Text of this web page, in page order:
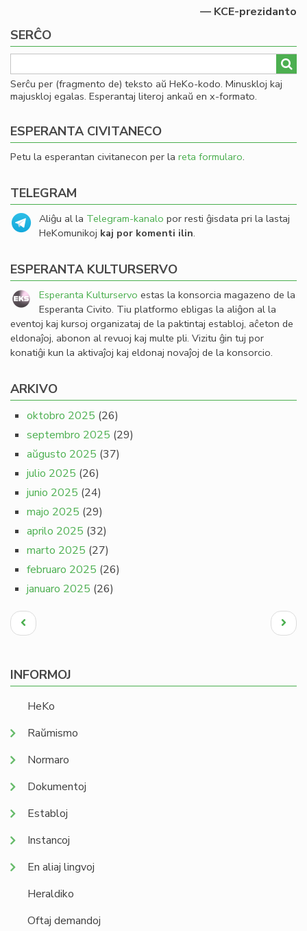
— KCE-prezidanto
SERĈO
Serĉu per (fragmento de) teksto aŭ HeKo-kodo. Minuskloj kaj
majuskloj egalas. Esperantaj literoj ankaŭ en x-formato.
ESPERANTA CIVITANECO
Petu la esperantan civitanecon per la reta formularo.
TELEGRAM
Aliĝu al la Telegram-kanalo por resti ĝisdata pri la lastaj
HeKomunikoj kaj por komenti ilin.
ESPERANTA KULTURSERVO
Esperanta Kulturservo estas la konsorcia magazeno de la
Esperanta Civito. Tiu platformo ebligas la aliĝon al la
eventoj kaj kursoj organizataj de la paktintaj establoj, aĉeton de
eldonaĵoj, abonon al revuoj kaj multe pli. Vizitu ĝin tuj por
konatiĝi kun la aktivaĵoj kaj eldonaj novaĵoj de la konsorcio.
ARKIVO
oktobro 2025 (26)
septembro 2025 (29)
aŭgusto 2025 (37)
julio 2025 (26)
junio 2025 (24)
majo 2025 (29)
aprilo 2025 (32)
marto 2025 (27)
februaro 2025 (26)
januaro 2025 (26)
Pagination
Antaŭa
paĝo
Next
page
INFORMOJ
HeKo
Raŭmismo
Normaro
Dokumentoj
Establoj
Instancoj
En aliaj lingvoj
Heraldiko
Oftaj demandoj